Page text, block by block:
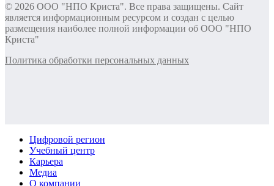
© 2026 ООО "НПО Криста". Все права защищены. Сайт
является информационным ресурсом и создан с целью
размещения наиболее полной информации об ООО "НПО
Криста"
Политика обработки персональных данных
Цифровой регион
Учебный центр
Карьера
Медиа
О компании